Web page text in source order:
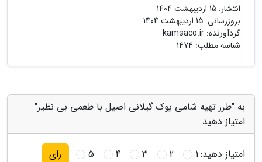
انتشار: 15 اردیبهشت 1404
بروزرسانی: 15 اردیبهشت 1404
گردآورنده: kamsaco.ir
شناسه مطلب: 1474
به "طرز تهیه شامی پوک گیلانی اصیل با طعمی بی نظیر"
امتیاز دهید
امتیاز دهید:1
2
3
4
5 رای